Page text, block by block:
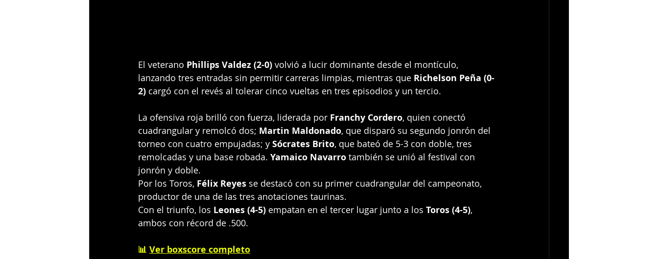
El veterano Phillips Valdez (2-0) volvió a lucir dominante desde el montículo,
lanzando tres entradas sin permitir carreras limpias, mientras que Richelson Peña (0-
2) cargó con el revés al tolerar cinco vueltas en tres episodios y un tercio.
La ofensiva roja brilló con fuerza, liderada por Franchy Cordero, quien conectó
cuadrangular y remolcó dos; Martin Maldonado, que disparó su segundo jonrón del
torneo con cuatro empujadas; y Sócrates Brito, que bateó de 5-3 con doble, tres
remolcadas y una base robada. Yamaico Navarro también se unió al festival con
jonrón y doble.
Por los Toros, Félix Reyes se destacó con su primer cuadrangular del campeonato,
productor de una de las tres anotaciones taurinas.
Con el triunfo, los Leones (4-5) empatan en el tercer lugar junto a los Toros (4-5),
ambos con récord de .500.
📊 Ver boxscore completo